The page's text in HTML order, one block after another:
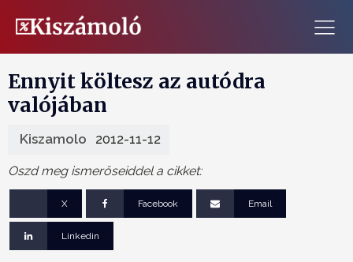
Ennyit költesz az autódra
valójában
Kiszamolo 2012-11-12
Oszd meg ismerőseiddel a cikket:
X Facebook Email
Linkedin